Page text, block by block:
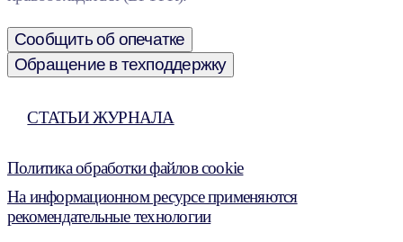
Сообщить об опечатке
Обращение в техподдержку
СТАТЬИ ЖУРНАЛА
Политика обработки файлов cookie
На информационном ресурсе применяются
рекомендательные технологии